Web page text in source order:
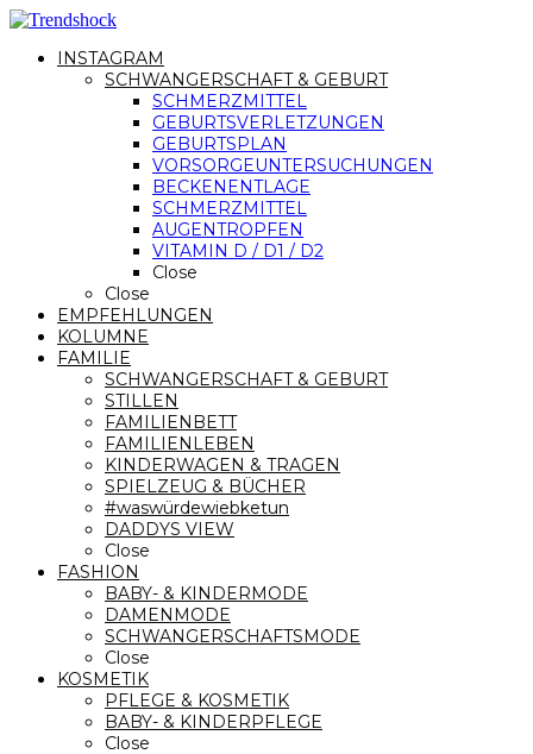
INSTAGRAM
SCHWANGERSCHAFT & GEBURT
SCHMERZMITTEL
GEBURTSVERLETZUNGEN
GEBURTSPLAN
VORSORGEUNTERSUCHUNGEN
BECKENENTLAGE
SCHMERZMITTEL
AUGENTROPFEN
VITAMIN D / D1 / D2
Close
Close
EMPFEHLUNGEN
KOLUMNE
FAMILIE
SCHWANGERSCHAFT & GEBURT
STILLEN
FAMILIENBETT
FAMILIENLEBEN
KINDERWAGEN & TRAGEN
SPIELZEUG & BÜCHER
#waswürdewiebketun
DADDYS VIEW
Close
FASHION
BABY- & KINDERMODE
DAMENMODE
SCHWANGERSCHAFTSMODE
Close
KOSMETIK
PFLEGE & KOSMETIK
BABY- & KINDERPFLEGE
Close